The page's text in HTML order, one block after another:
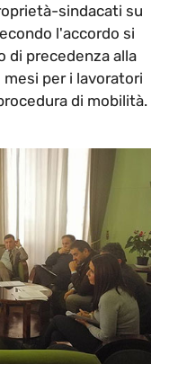
sindacati su
l'accordo si
di precedenza alla
mesi per i lavoratori
di mobilità.